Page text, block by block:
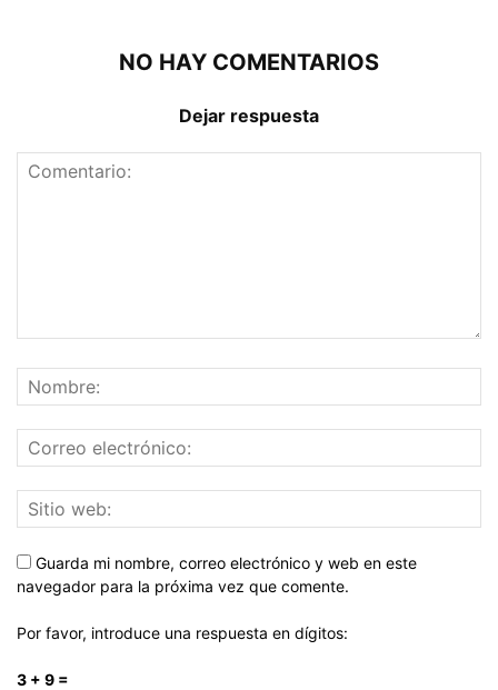
NO HAY COMENTARIOS
Dejar respuesta
Guarda mi nombre, correo electrónico y web en este
navegador para la próxima vez que comente.
Por favor, introduce una respuesta en dígitos:
3 + 9 =